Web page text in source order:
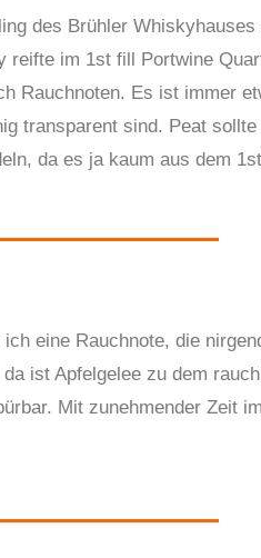
des Brühler
reifte im 1st fill Portwine
Rauchnoten. Es ist immer
transparent sind. Peat
da es ja kaum aus dem
eine Rauchnote, die
ist Apfelgelee zu dem
Mit zunehmender Zeit